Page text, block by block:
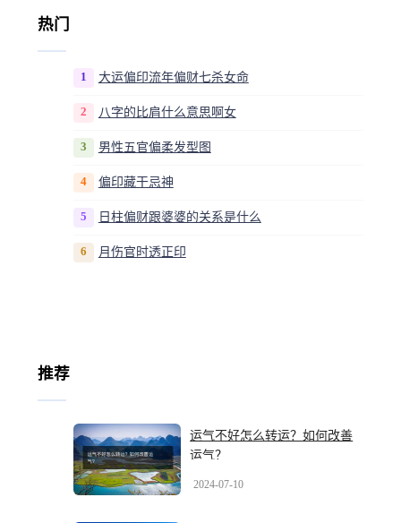
热门
1 大运偏印流年偏财七杀女命
2 八字的比肩什么意思啊女
3 男性五官偏柔发型图
4 偏印藏干忌神
5 日柱偏财跟婆婆的关系是什么
6 月伤官时透正印
推荐
运气不好怎么转运？如何改善
运气？
2024-07-10